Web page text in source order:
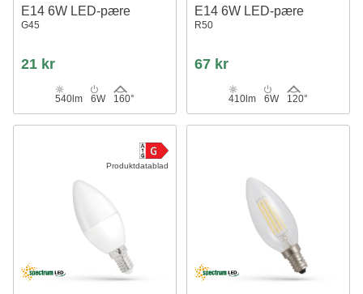
E14 6W LED-pære
G45
21 kr
540lm 6W 160°
E14 6W LED-pære
R50
67 kr
410lm 6W 120°
Produktdatablad